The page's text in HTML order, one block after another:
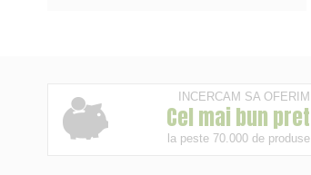
INCERCAM SA OFERIM
Cel mai bun pret
la peste 70.000 de produse